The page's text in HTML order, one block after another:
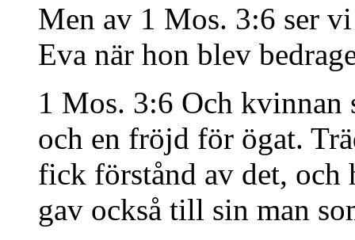
Men av 1 Mos. 3:6 ser
Eva när hon blev
1 Mos. 3:6 Och kvinnan
och en fröjd för ögat.
fick förstånd av det, och
gav också till sin man